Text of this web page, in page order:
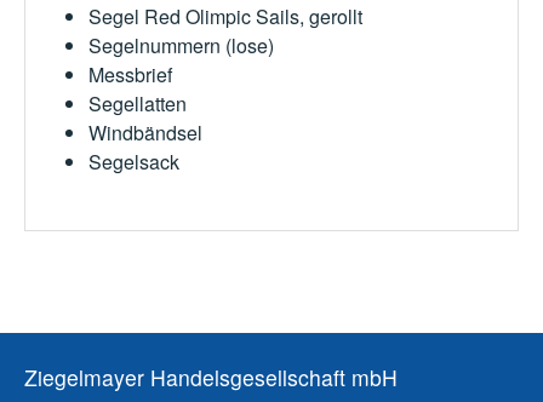
Segel Red Olimpic Sails, gerollt
Segelnummern (lose)
Messbrief
Segellatten
Windbändsel
Segelsack
Ziegelmayer Handelsgesellschaft mbH